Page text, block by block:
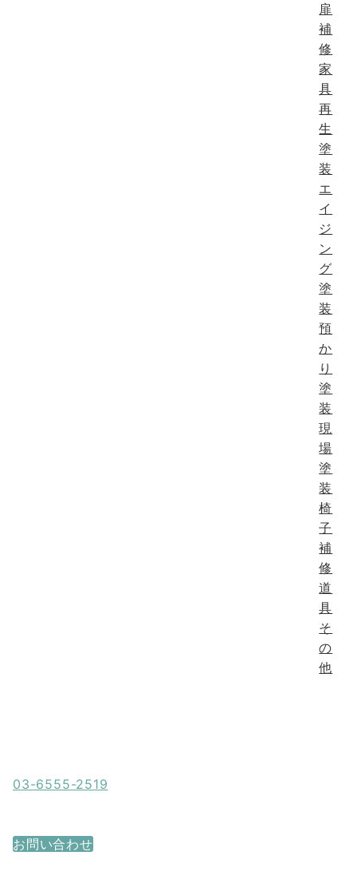
扉
補
修
家
具
再
生
塗
装
エ
イ
ジ
ン
グ
塗
装
預
か
り
塗
装
現
場
塗
装
椅
子
補
修
道
具
そ
の
他
03-6555-2519
お問い合わせ